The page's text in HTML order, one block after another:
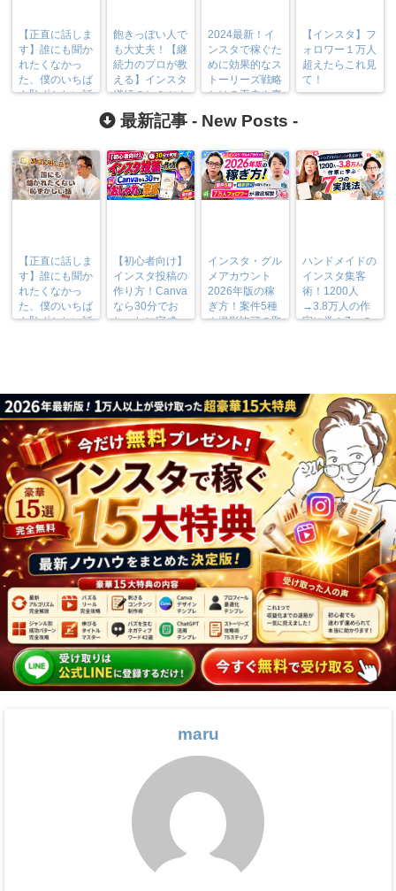
【正直に話しま
す】誰にも聞か
れたくなかっ
た、僕のいちば
ん恥ずかしい話
飽きっぽい人で
も大丈夫！【継
続力のプロが教
える】インスタ
継続のヒミツ！
2024最新！イ
ンスタで稼ぐた
めに効果的なス
トーリーズ戦略
とは？工夫や裏
【インスタ】フ
ォロワー１万人
超えたらこれ見
て！
最新記事 - New Posts -
【正直に話しま
す】誰にも聞か
れたくなかっ
た、僕のいちば
ん恥ずかしい話
【初心者向け】
インスタ投稿の
作り方！Canva
なら30分でお
しゃれに完成
インスタ・グル
メアカウント
2026年版の稼
ぎ方！案件5種
や撮影許可の取
ハンドメイドの
インスタ集客
術！1200人
→3.8万人の作
家に学ぶ7つの
maru